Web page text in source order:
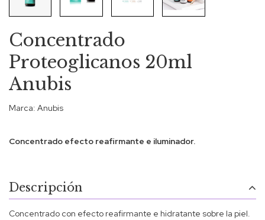
Concentrado
Proteoglicanos 20ml
Anubis
Marca: Anubis
Concentrado efecto reafirmante e iluminador.
Descripción
Concentrado con efecto reafirmante e hidratante sobre la piel.